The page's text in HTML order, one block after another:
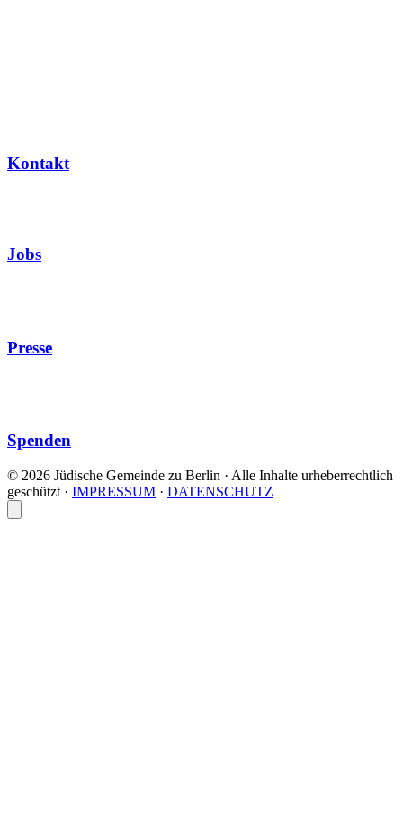
Kontakt
Jobs
Presse
Spenden
© 2026 Jüdische Gemeinde zu Berlin · Alle Inhalte urheberrechtlich
geschützt · IMPRESSUM · DATENSCHUTZ